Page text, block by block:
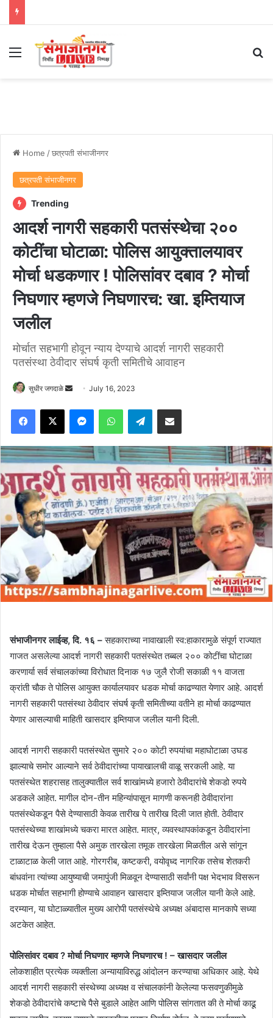
Menu
Home /छत्रपती संभाजीनगर
छत्रपती संभाजीनगर
Trending
आदर्श नागरी सहकारी पतसंस्थेचा २००
कोटींचा घोटाळा: पोलिस आयुक्तालयावर
मोर्चा धडकणार ! पोलिसांवर दबाव ? मोर्चा
निघणार म्हणजे निघणारच: खा. इम्तियाज
जलील
मोर्चात सहभागी होवून न्याय देण्याचे आदर्श नागरी सहकारी
पतसंस्था ठेवीदार संघर्ष कृती समितीचे आवाहन
सुधीर जगदाळे
Send
email
July 16, 2023
Facebook
X MessengerWhatsAppTelegramShare via Email
संभाजीनगर लाईव्ह, दि. १६ –सहकाराच्या नावाखाली स्व:हाकारामुळे संपूर्ण राज्यात
गाजत असलेल्या आदर्श नागरी सहकारी पतसंस्थेत तब्बल २०० कोटींचा घोटाळा
करणार्या सर्व संचालकांच्या विरोधात दिनाक १७ जुलै रोजी सकाळी ११ वाजता
क्रांती चौक ते पोलिस आयुक्त कार्यालयावर धडक मोर्चा काढण्यात येणार आहे. आदर्श
नागरी सहकारी पतसंस्था ठेवीदार संघर्ष कृती समितीच्या वतीने हा मोर्चा काढण्यात
येणार आसल्याची माहिती खासदार इम्तियाज जलील यानी दिली.
आदर्श नागरी सहकारी पतसंस्थेत सुमारे २०० कोटी रुपयांचा महाघोटाळा उघड
झाल्याचे समोर आल्याने सर्व ठेवीदारांच्या पायाखालची वाळू सरकली आहे. या
पतसंस्थेत शहरासह तालुक्यातील सर्व शाखांमध्ये हजारो ठेवीदारांचे शेकडो रुपये
अडकले आहेत. मागील दोन-तीन महिन्यांपासून मागणी करूनही ठेवीदारांना
पतसंस्थेकडून पैसे देण्यासाठी केवळ तारीख पे तारीख दिली जात होती. ठेवीदार
पतसंस्थेच्या शाखांमध्ये चकरा मारत आहेत. मात्र, व्यवस्थापकांकडून ठेवीदारांना
तारीख देऊन तुम्हाला पैसे अमुक तारखेला तमूक तारखेला मिळतील असे सांगून
टाळाटाळ केली जात आहे. गोरगरीब, कष्टकरी, वयोवृध्द नागरिक तसेच शेतकरी
बांधवांना त्यांच्या आयुष्याची जमापुंजी मिळवून देण्यासाठी सर्वांनी पक्ष भेदभाव विसरून
धडक मोर्चात सहभागी होण्याचे आवाहन खासदार इम्तियाज जलील यानी केले आहे.
दरम्यान, या घोटाळ्यातील मुख्य आरोपी पतसंस्थेचे अध्यक्ष अंबादास मानकापे सध्या
अटकेत आहेत.
पोलिसांवर दबाव ? मोर्चा निघणार म्हणजे निघणारच ! – खासदार जलील
लोकशाहीत प्रत्येक व्यक्तीला अन्यायाविरुद्ध आंदोलन करण्याचा अधिकार आहे. येथे
आदर्श नागरी सहकारी संस्थेच्या अध्यक्ष व संचालकांनी केलेल्या फसवणुकीमुळे
शेकडो ठेवीदारांचे कष्टाचे पैसे बुडाले आहेत आणि पोलिस सांगतात की ते मोर्चा काढू